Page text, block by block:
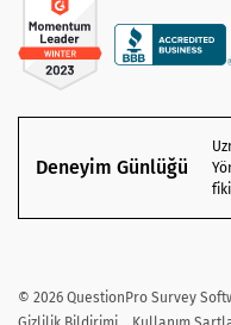
Deneyim Günlüğü
© 2026 QuestionPro Survey